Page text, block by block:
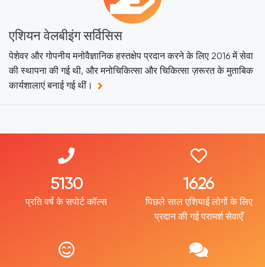
एशियन वेलबीइंग सर्विसिस
पेशेवर और गोपनीय मनोवैज्ञानिक हस्तक्षेप प्रदान करने के लिए 2016 में सेवा
की स्थापना की गई थी, और मनोचिकित्सा और चिकित्सा ज़रूरत के मुताबिक
कार्यशालाएं बनाई गई थीं।
7528
प्रति वर्ष के सपोर्ट कॉल्स
2378
पिछले साल एशियाई लोगों के लिए
प्रदान की गई परामर्श सेवाएँ